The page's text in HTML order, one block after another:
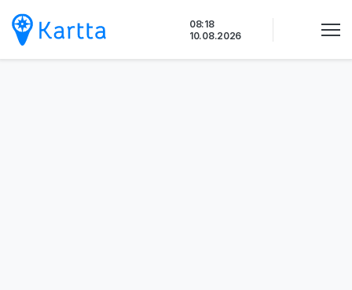
sisältöön
08:18
10.08.2026